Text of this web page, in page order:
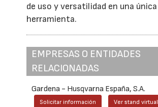
de uso y versatilidad en una única
herramienta.
EMPRESAS O ENTIDADES
RELACIONADAS
Gardena - Husqvarna España, S.A.
Solicitar información Ver stand virtual